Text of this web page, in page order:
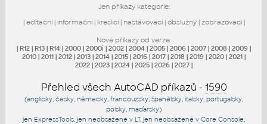
Jen příkazy kategorie:
| editační| informační| kreslicí| nastavovací| obslužný| zobrazovací|
Nové příkazy od verze:
| R12 | R13 | R14 | 2000 | 2000i | 2002 | 2004 | 2005 | 2006 | 2007 | 2008 | 2009 |
2010 | 2011 | 2012 | 2013 | 2014 | 2015 | 2016 | 2017 | 2018 | 2019 | 2020 | 2021 |
2022 | 2023 | 2024 | 2025 | 2026 | 2027 |
Přehled všech AutoCAD příkazů - 1590
(anglicky, česky, německy, francouzsky, španělsky, italsky, portugalsky,
polsky, maďarsky)
jen ExpressTools , jen neobsažené v LT, jen neobsažené v Core Console